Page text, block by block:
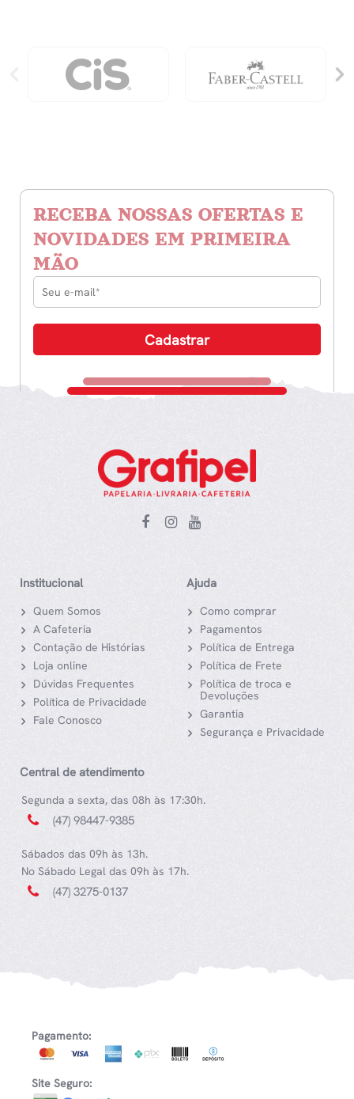
RECEBA NOSSAS OFERTAS E
NOVIDADES EM PRIMEIRA
MÃO
Institucional
Quem Somos
A Cafeteria
Contação de Histórias
Loja online
Dúvidas Frequentes
Política de Privacidade
Fale Conosco
Ajuda
Como comprar
Pagamentos
Política de Entrega
Política de Frete
Política de troca e
Devoluções
Garantia
Segurança e Privacidade
Central de atendimento
Segunda a sexta, das 08h às 17:30h.
(47) 98447-9385
Sábados das 09h às 13h.
No Sábado Legal das 09h às 17h.
(47) 3275-0137
Pagamento:
Site Seguro: